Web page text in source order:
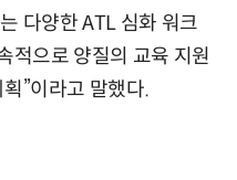
다양한 ATL 심화 워크
적으로 양질의 교육 지원
”이라고 말했다.